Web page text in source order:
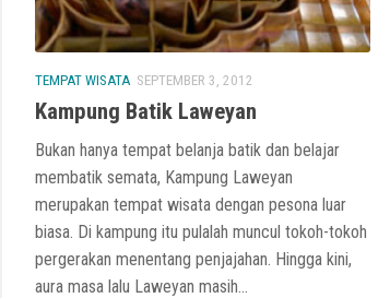
TEMPAT WISATA SEPTEMBER 3, 2012
Kampung Batik Laweyan
Bukan hanya tempat belanja batik dan belajar
membatik semata, Kampung Laweyan
merupakan tempat wisata dengan pesona luar
biasa. Di kampung itu pulalah muncul tokoh-tokoh
pergerakan menentang penjajahan. Hingga kini,
aura masa lalu Laweyan masih...